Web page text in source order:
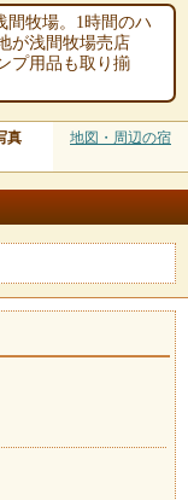
間牧場。1時間のハ
が浅間牧場売店
プ用品も取り揃
真 地図・周辺の宿